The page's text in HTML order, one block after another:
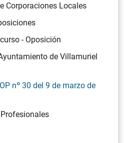
Corporaciones Locales
- Oposición
de Villamuriel
nº 30 del 9 de marzo de